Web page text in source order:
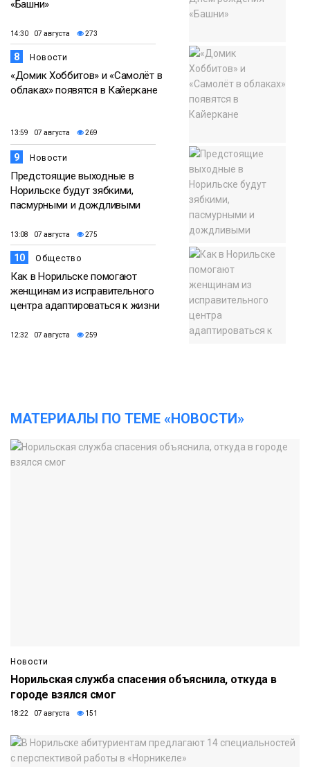
«Башни»
14:30 07 августа 273
8 Новости
«Домик Хоббитов» и «Самолёт в
облаках» появятся в Кайеркане
13:59 07 августа 269
9 Новости
Предстоящие выходные в
Норильске будут зябкими,
пасмурными и дождливыми
13:08 07 августа 275
10 Общество
Как в Норильске помогают
женщинам из исправительного
центра адаптироваться к жизни
12:32 07 августа 259
МАТЕРИАЛЫ ПО ТЕМЕ «НОВОСТИ»
Новости
Норильская служба спасения объяснила, откуда в
городе взялся смог
18:22 07 августа 151